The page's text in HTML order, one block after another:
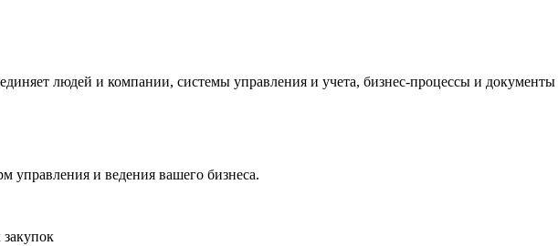
людей и компании, системы управления и учета, бизнес-процессы и документы
управления и ведения вашего бизнеса.